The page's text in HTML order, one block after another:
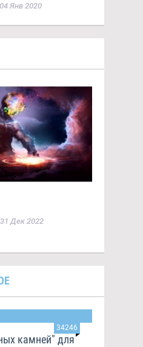
04 Янв 2020
31 Дек 2022
34246
камней" для